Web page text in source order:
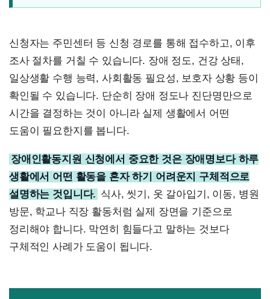
신청자는 주민센터 등 신청 경로를 통해 접수하고, 이후
조사 절차를 거칠 수 있습니다. 장애 정도, 건강 상태,
일상생활 수행 능력, 사회활동 필요성, 보호자 상황 등이
확인될 수 있습니다. 단순히 장애 정도나 진단명만으로
시간을 결정하는 것이 아니라 실제 생활에서 어떤
도움이 필요한지를 봅니다.
장애인활동지원 신청에서 중요한 것은 장애명보다 하루
생활에서 어떤 활동을 혼자 하기 어려운지 구체적으로
설명하는 것입니다. 식사, 씻기, 옷 갈아입기, 이동, 병원
방문, 학교나 직장 활동처럼 실제 장면을 기준으로
정리해야 합니다. 막연히 힘들다고 말하는 것보다
구체적인 사례가 도움이 됩니다.